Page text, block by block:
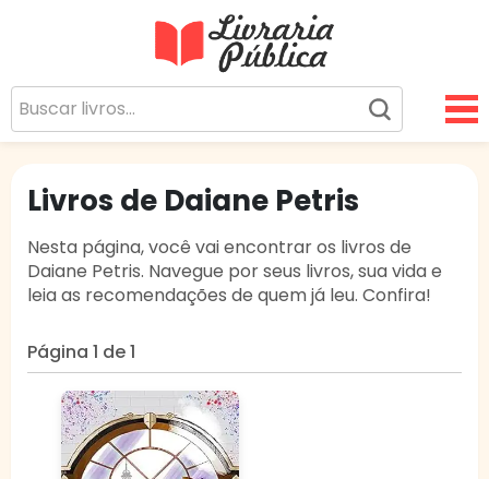
Sua Biblioteca Virtual Gratuita
Livros de Daiane Petris
Nesta página, você vai encontrar os livros de
Daiane Petris. Navegue por seus livros, sua vida e
leia as recomendações de quem já leu. Confira!
Página 1 de 1